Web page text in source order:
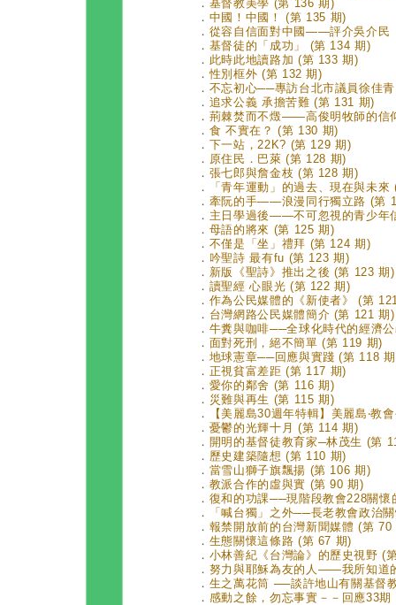
． 基督教美學 (第 136 期)
． 中國！中國！ (第 135 期)
． 從容自信面對中國——評介吳介民
． 基督徒的「成功」 (第 134 期)
． 此時此地讀路加 (第 133 期)
．性別框外 (第 132 期)
． 不忘初心──專訪台北市議員徐佳
． 追求公義 承擔苦難 (第 131 期)
． 荊棘焚而不燬——高俊明牧師的信
． 食 不實在？ (第 130 期)
． 下一站，22K? (第 129 期)
． 原住民．巴萊 (第 128 期)
． 張七郎與詹金枝 (第 128 期)
．
「青年運動」的過去、現在與未
． 牽阮的手——浪漫同行獨立路 (第
． 主日學過後——不可忽視的青少年
． 母語的將來 (第 125 期)
． 不僅是「坐」禮拜 (第 124 期)
． 吟聖詩 最有fu (第 123 期)
． 新版《聖詩》推出之後 (第 123 期)
． 讀聖經 心眼光 (第 122 期)
． 作為公民媒體的《新使者》 (第
． 台灣網路公民媒體簡介 (第 121 期)
． 牛糞與咖啡──全球化時代的經濟
． 面對死刑，絕不簡單 (第 119 期)
． 地球憲章──回應與實踐 (第 118
． 正視貧富差距 (第 117 期)
． 愛你的鄰舍 (第 116 期)
． 災難與再生 (第 115 期)
．
【美麗島30週年特輯】美麗島‧教
． 憂鬱的光輝十月 (第 114 期)
． 開明的基督徒教育家─林茂生 (第
． 歷史建築隨想 (第 110 期)
． 當雪山獅子旗飄揚 (第 106 期)
． 教派合作的虛與實 (第 90 期)
． 復和的功課──現階段教會228關懷
．
「喊台獨」之外──長老教會政治
． 報禁開放前的台灣新聞媒體 (第 70
． 生態關懷這條路 (第 67 期)
． 小林善紀《台灣論》的歷史視野 (
． 努力與耶穌為友的人——我所知道
． 生之萬花筒 ──談許地山有關基督
． 感動之餘，勿忘事實－－回應33